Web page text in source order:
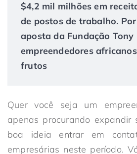
$4,2 mil milhões em
de postos de trabalho.
aposta da Fundação Tony
empreendedores
frutos
Quer você seja um
apenas procurando expandir
boa ideia entrar em
empresárias neste período.